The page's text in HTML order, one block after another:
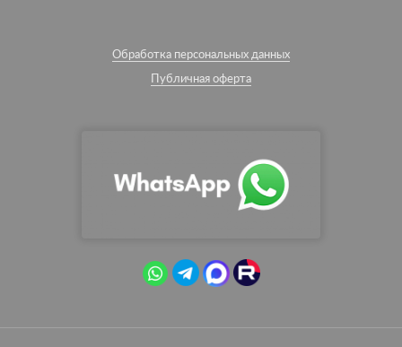
Обработка персональных данных
Публичная оферта